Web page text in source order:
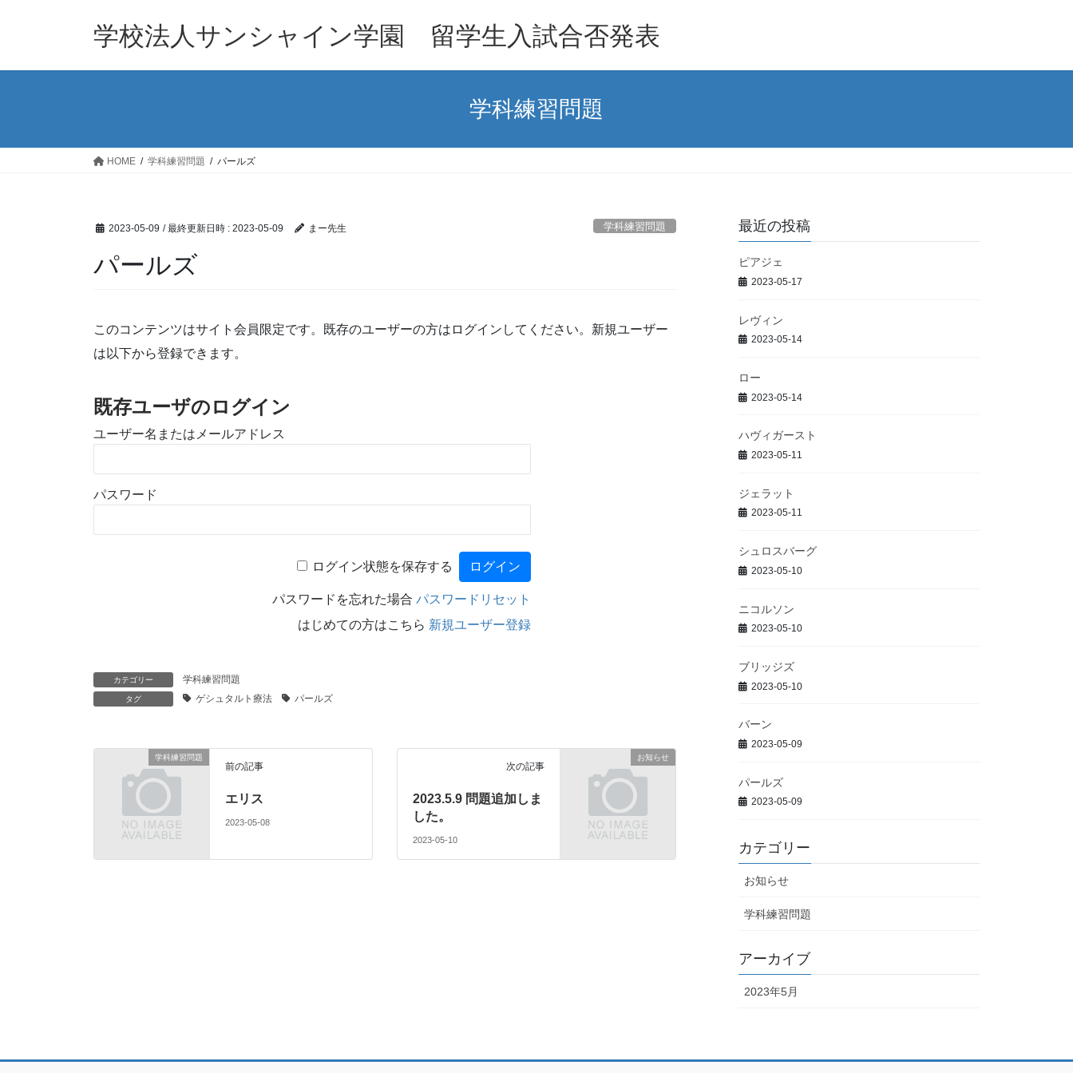
学校法人サンシャイン学園 留学生入試合否発表
学科練習問題
HOME 学科練習問題 パールズ
2023-05-09 / 最終更新日時 : 2023-05-09 まー先生 学科練習問題
パールズ
このコンテンツはサイト会員限定です。既存のユーザーの方はログインしてください。新規ユーザー
は以下から登録できます。
既存ユーザのログイン
ユーザー名またはメールアドレス
パスワード
ログイン状態を保存する
パスワードを忘れた場合 パスワードリセット
はじめての方はこちら 新規ユーザー登録
カテゴリー 学科練習問題
タグ ゲシュタルト療法 パールズ
学科練習問題
前の記事
エリス
2023-05-08
お知らせ
次の記事
2023.5.9 問題追加しま
した。
2023-05-10
最近の投稿
ピアジェ
2023-05-17
レヴィン
2023-05-14
ロー
2023-05-14
ハヴィガースト
2023-05-11
ジェラット
2023-05-11
シュロスバーグ
2023-05-10
ニコルソン
2023-05-10
ブリッジズ
2023-05-10
バーン
2023-05-09
パールズ
2023-05-09
カテゴリー
お知らせ
学科練習問題
アーカイブ
2023年5月